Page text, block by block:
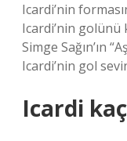
Icardi’nin
Icardi’nin golünü
Simge Sağın’ın
Icardi’nin gol
Icardi